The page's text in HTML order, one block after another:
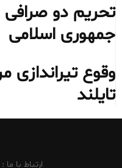
تحریم دو صرافی
جمهوری اسلامی
وقوع تیراندازی
تایلند
ارتباط با ما :